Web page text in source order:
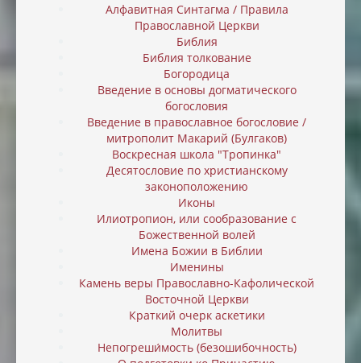
Алфавитная Синтагма / Правила
Православной Церкви
Библия
Библия толкование
Богородица
Введение в основы догматического
богословия
Введение в православное богословие /
митрополит Макарий (Булгаков)
Воскресная школа "Тропинка"
Десятословие по христианскому
законоположению
Иконы
Илиотропион, или cообразование с
Божественной волей
Имена Божии в Библии
Именины
Камень веры Православно-Кафолической
Восточной Церкви
Краткий очерк аскетики
Молитвы
Непогреши́мость (безошибочность)